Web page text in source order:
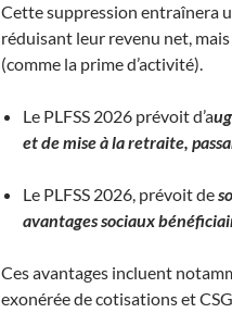
Cette suppression entraînera
réduisant leur revenu net,
(comme la prime d’activité).
Le PLFSS 2026 prévoit d’a
et de mise à la retraite,
Le PLFSS 2026, prévoit de
avantages sociaux
Ces avantages incluent
exonérée de cotisations et